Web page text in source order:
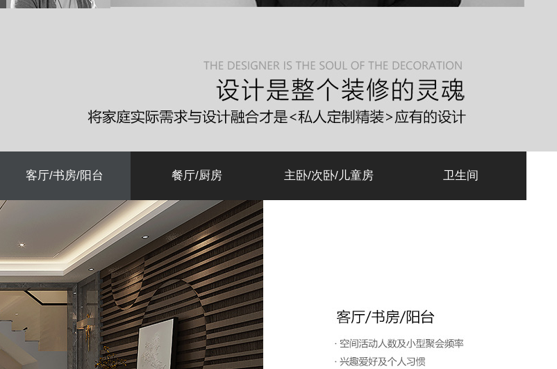
客厅/书房/阳台 餐厅/厨房 主卧/次卧/儿童房 卫生间